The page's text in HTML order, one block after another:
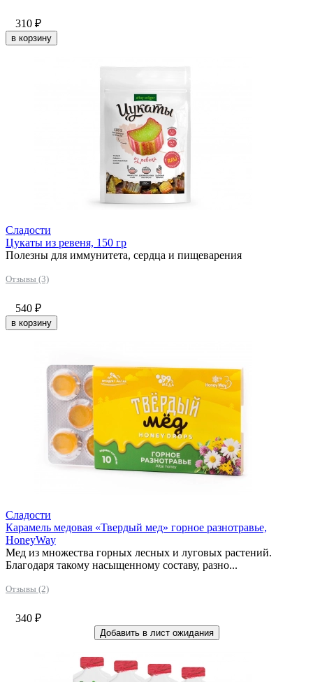
310 ₽
в корзину
Сладости
Цукаты из ревеня, 150 гр
Полезны для иммунитета, сердца и пищеварения
Отзывы (3)
540 ₽
в корзину
Сладости
Карамель медовая «Твердый мед» горное разнотравье,
HoneyWay
Мед из множества горных лесных и луговых растений.
Благодаря такому насыщенному составу, разно...
Отзывы (2)
340 ₽
Добавить в лист ожидания